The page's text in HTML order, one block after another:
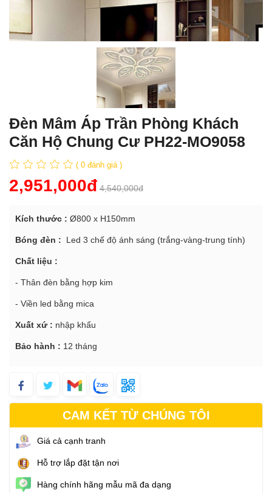
Đèn Mâm Áp Trần Phòng Khách
Căn Hộ Chung Cư PH22-MO9058
( 0 đánh giá )
2,951,000đ 4,540,000đ
Kích thước : Ø800 x H150mm
Bóng đèn : Led 3 chế độ ánh sáng (trắng-vàng-trung tính)
Chất liệu :
- Thân đèn bằng hợp kim
- Viền led bằng mica
Xuất xứ : nhập khẩu
Bảo hành : 12 tháng
CAM KẾT TỪ CHÚNG TÔI
Giá cả cạnh tranh
Hỗ trợ lắp đặt tận nơi
Hàng chính hãng mẫu mã đa dạng